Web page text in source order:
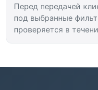
Перед передачей
под выбранные
проверяется в